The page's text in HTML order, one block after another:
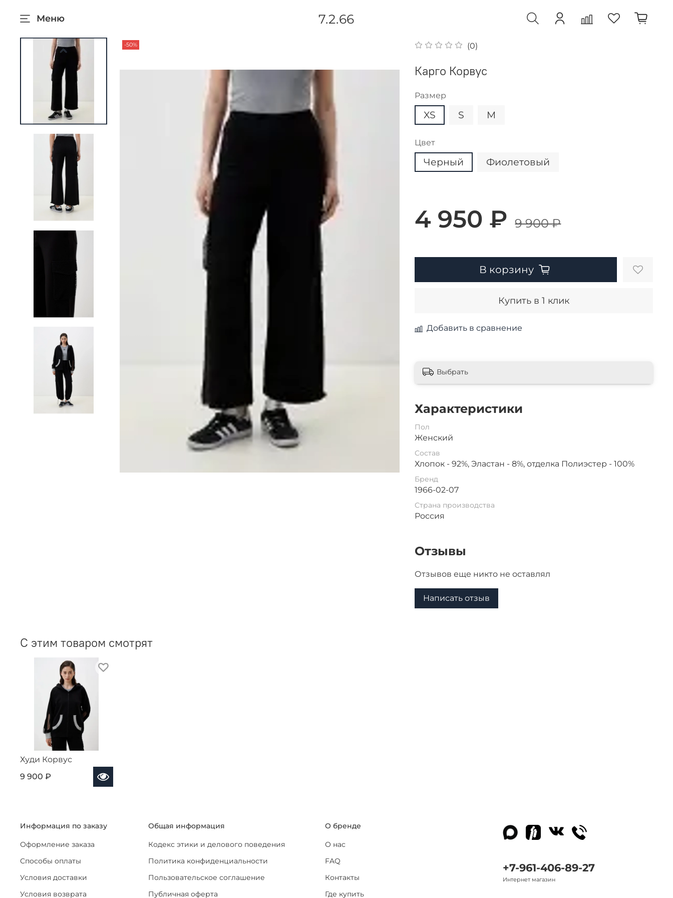
Меню 7.2.66
-50% (0)
Карго Корвус
Размер
XS S M
Цвет
Черный Фиолетовый
4 950 ₽ 9 900 ₽
В корзину
Купить в 1 клик
Добавить в сравнение
Выбрать
Характеристики
Пол
Женский
Состав
Хлопок - 92%, Эластан - 8%, отделка Полиэстер - 100%
Бренд
1966-02-07
Страна производства
Россия
Отзывы
Отзывов еще никто не оставлял
Написать отзыв
С этим товаром смотрят
Худи Корвус
9 900 ₽
Информация по заказу
Оформление заказа
Способы оплаты
Условия доставки
Условия возврата
Общая информация
Кодекс этики и делового поведения
Политика конфиденциальности
Пользовательское соглашение
Публичная оферта
О бренде
О нас
FAQ
Контакты
Где купить
+7-961-406-89-27
Интернет магазин